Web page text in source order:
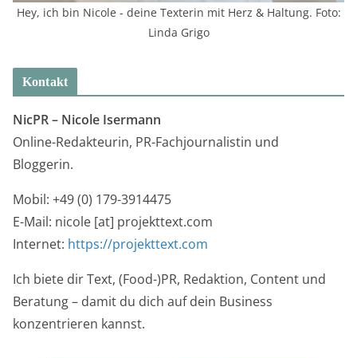
Hey, ich bin Nicole - deine Texterin mit Herz & Haltung. Foto:
Linda Grigo
Kontakt
NicPR – Nicole Isermann
Online-Redakteurin, PR-Fachjournalistin und
Bloggerin.
Mobil: +49 (0) 179-3914475
E-Mail: nicole [at] projekttext.com
Internet: https://projekttext.com
Ich biete dir Text, (Food-)PR, Redaktion, Content und
Beratung – damit du dich auf dein Business
konzentrieren kannst.